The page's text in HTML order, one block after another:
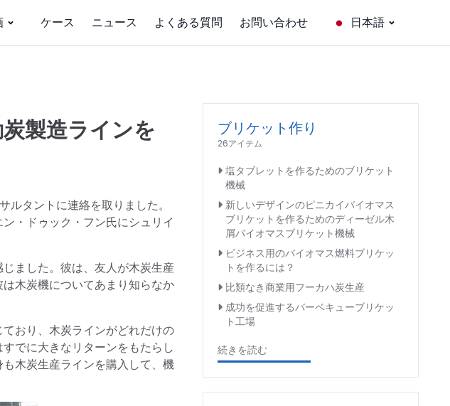
ケース ニュース よくある質問 お問い合わせ 日本語
製造ラインを
タントに連絡を取りました。
・ドゥック・フン氏にシュリイ
ました。彼は、友人が木炭生産
木炭機についてあまり知らなか
おり、木炭ラインがどれだけの
でに大きなリターンをもたらし
木炭生産ラインを購入して、機
ブリケット作り
26アイテム
塩タブレットを作るためのブリケット
機械
新しいデザインのピニカイバイオマス
ブリケットを作るためのディーゼル木
屑バイオマスブリケット機械
ビジネス用のバイオマス燃料ブリケッ
トを作るには？
比類なき商業用フーカハ炭生産
成功を促進するバーベキューブリケッ
ト工場
続きを読む